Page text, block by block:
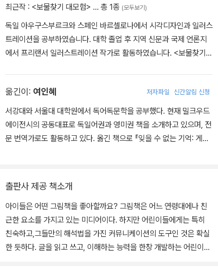
최근작 : <보물찾기 대모험> … 총 1종 (모두보기)
독일 아우구스부르크와 스페인 바르셀로나에서 시각디자인과 일러스
트레이션을 공부하였습니다. 대학 졸업 후 지역 신문과 국제 언론지
에서 프리랜서 일러스트레이션 작가로 활동하였습니다. <보물찾기
옮긴이: 여인혜 저자파일 신간알림 신청
서강대와 서울대 대학원에서 독어독문학을 공부했다. 현재 밀크우드
에이전시의 공동대표로 독일어권과 영미권 책을 소개하고 있으며, 전
문 번역가로도 활동하고 있다. 옮긴 책으로 『잊을 수 없는 기억: 게오
출판사 제공 책소개
아이들은 어떤 그림책을 좋아할까요? 그림책은 어느 연령대에나 친
근한 요소를 가지고 있는 미디어이다. 하지만 어린이들에게는 특히
친숙하고,그들만의 해석법을 가진 커뮤니케이션의 도구인 것은 확실
한 듯하다. 글을 읽고 쓰고, 이해하는 능력을 한창 개발하는 어린이들